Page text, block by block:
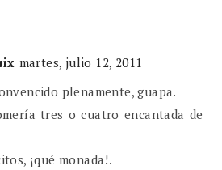
martes, julio 12, 2011
plenamente, guapa.
tres o cuatro encantada de
¡qué monada!.